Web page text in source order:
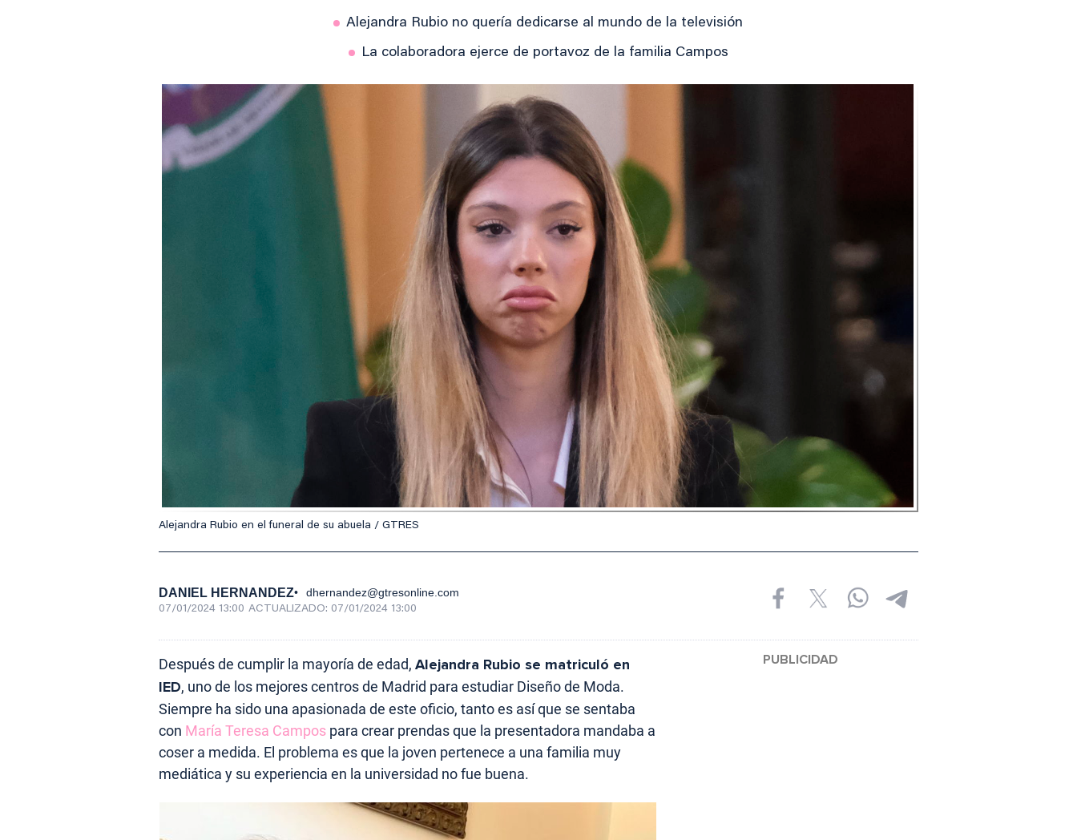
Alejandra Rubio no quería dedicarse al mundo de la televisión
La colaboradora ejerce de portavoz de la familia Campos
Alejandra Rubio en el funeral de su abuela / GTRES
DANIEL HERNANDEZ dhernandez@gtresonline.com
07/01/2024 13:00 ACTUALIZADO: 07/01/2024 13:00
Después de cumplir la mayoría de edad, Alejandra Rubio se matriculó en
IED, uno de los mejores centros de Madrid para estudiar Diseño de Moda.
Siempre ha sido una apasionada de este oficio, tanto es así que se sentaba
con María Teresa Campos para crear prendas que la presentadora mandaba a
coser a medida. El problema es que la joven pertenece a una familia muy
mediática y su experiencia en la universidad no fue buena.